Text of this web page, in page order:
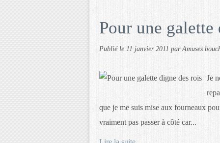
Pour une
Publié le 11 janvier 2011 par Amuses
Je
que je me suis mise aux fourneaux
vraiment pas passer à côté car...